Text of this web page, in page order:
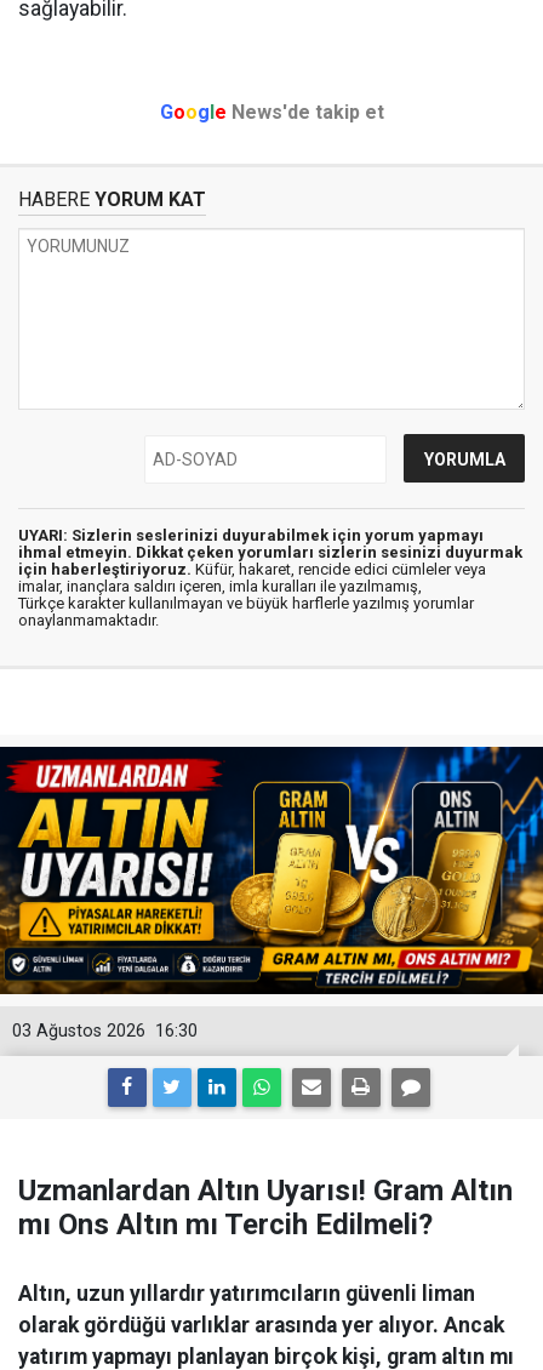
sağlayabilir.
Google News'de takip et
HABERE YORUM KAT
UYARI: Sizlerin seslerinizi duyurabilmek için yorum yapmayı
ihmal etmeyin. Dikkat çeken yorumları sizlerin sesinizi duyurmak
için haberleştiriyoruz. Küfür, hakaret, rencide edici cümleler veya
imalar, inançlara saldırı içeren, imla kuralları ile yazılmamış,
Türkçe karakter kullanılmayan ve büyük harflerle yazılmış yorumlar
onaylanmamaktadır.
16:30
03 Ağustos 2026
Uzmanlardan Altın Uyarısı! Gram Altın
mı Ons Altın mı Tercih Edilmeli?
Altın, uzun yıllardır yatırımcıların güvenli liman
olarak gördüğü varlıklar arasında yer alıyor. Ancak
yatırım yapmayı planlayan birçok kişi, gram altın mı